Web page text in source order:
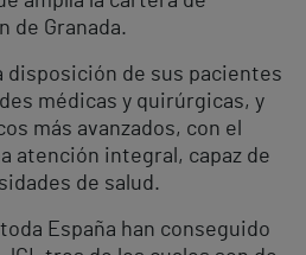
de Granada.
disposición de sus pacientes
médicas y quirúrgicas, y
más avanzados, con el
atención integral, capaz de
de salud.
España han conseguido